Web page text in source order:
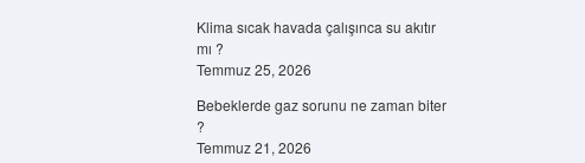
Klima sıcak havada çalışınca su akıtır
mı ?
Temmuz 25, 2026
Bebeklerde gaz sorunu ne zaman biter
?
Temmuz 21, 2026